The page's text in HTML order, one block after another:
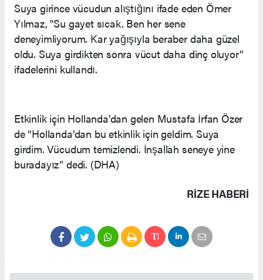
Suya girince vücudun alıştığını ifade eden Ömer
Yılmaz, "Su gayet sıcak. Ben her sene
deneyimliyorum. Kar yağışıyla beraber daha güzel
oldu. Suya girdikten sonra vücut daha dinç oluyor”
ifadelerini kullandı.
Etkinlik için Hollanda’dan gelen Mustafa İrfan Özer
de “Hollanda’dan bu etkinlik için geldim. Suya
girdim. Vücudum temizlendi. İnşallah seneye yine
buradayız” dedi. (DHA)
RIZE HABERİ